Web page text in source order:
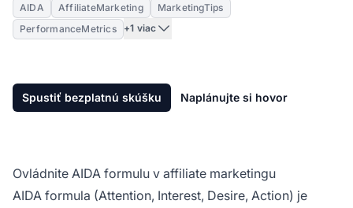
AIDA AffiliateMarketing
MarketingTips
PerformanceMetrics
+1 viac
Spustiť bezplatnú skúšku Naplánujte si hovor
Ovládnite AIDA formulu v affiliate marketingu
AIDA formula (Attention, Interest, Desire, Action) je